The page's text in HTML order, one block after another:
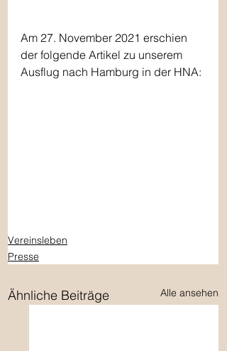
Am 27. November 2021 erschien
der folgende Artikel zu unserem
Ausflug nach Hamburg in der HNA:
Vereinsleben
Presse
Ähnliche Beiträge Alle ansehen